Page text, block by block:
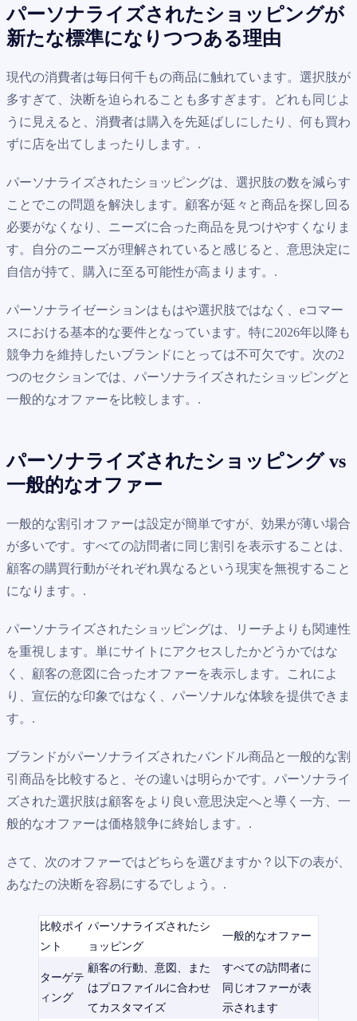
パーソナライズされたショッピングが
新たな標準になりつつある理由
現代の消費者は毎日何千もの商品に触れています。選択肢が
多すぎて、決断を迫られることも多すぎます。どれも同じよ
うに見えると、消費者は購入を先延ばしにしたり、何も買わ
ずに店を出てしまったりします。.
パーソナライズされたショッピングは、選択肢の数を減らす
ことでこの問題を解決します。顧客が延々と商品を探し回る
必要がなくなり、ニーズに合った商品を見つけやすくなりま
す。自分のニーズが理解されていると感じると、意思決定に
自信が持て、購入に至る可能性が高まります。.
パーソナライゼーションはもはや選択肢ではなく、eコマー
スにおける基本的な要件となっています。特に2026年以降も
競争力を維持したいブランドにとっては不可欠です。次の2
つのセクションでは、パーソナライズされたショッピングと
一般的なオファーを比較します。.
パーソナライズされたショッピング vs
一般的なオファー
一般的な割引オファーは設定が簡単ですが、効果が薄い場合
が多いです。すべての訪問者に同じ割引を表示することは、
顧客の購買行動がそれぞれ異なるという現実を無視すること
になります。.
パーソナライズされたショッピングは、リーチよりも関連性
を重視します。単にサイトにアクセスしたかどうかではな
く、顧客の意図に合ったオファーを表示します。これによ
り、宣伝的な印象ではなく、パーソナルな体験を提供できま
す。.
ブランドがパーソナライズされたバンドル商品と一般的な割
引商品を比較すると、その違いは明らかです。パーソナライ
ズされた選択肢は顧客をより良い意思決定へと導く一方、一
般的なオファーは価格競争に終始します。.
さて、次のオファーではどちらを選びますか？以下の表が、
あなたの決断を容易にするでしょう。.
比較ポイ
ント
パーソナライズされたシ
ョッピング
一般的なオファー
ターゲテ
ィング
顧客の行動、意図、また
はプロファイルに合わせ
てカスタマイズ
すべての訪問者に
同じオファーが表
示されます